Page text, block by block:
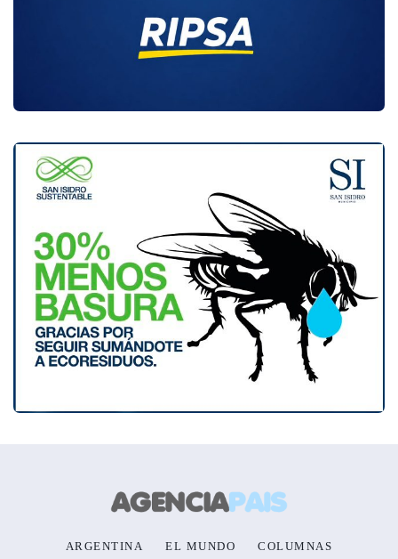
ARGENTINA EL MUNDO COLUMNAS